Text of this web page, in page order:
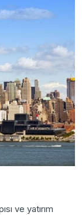
ve yatırım